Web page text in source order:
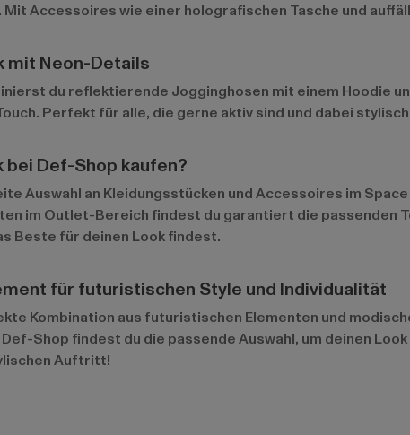
Accessoires wie einer holografischen Tasche und
mit Neon-Details
du reflektierende Jogginghosen mit einem
Perfekt für alle, die gerne aktiv sind und dabei
bei Def-Shop kaufen?
Auswahl an Kleidungsstücken und Accessoires im
im Outlet-Bereich findest du garantiert die passenden
Beste für deinen Look findest.
für futuristischen Style und Individualität
Kombination aus futuristischen Elementen und
Shop findest du die passende Auswahl, um deinen
Auftritt!